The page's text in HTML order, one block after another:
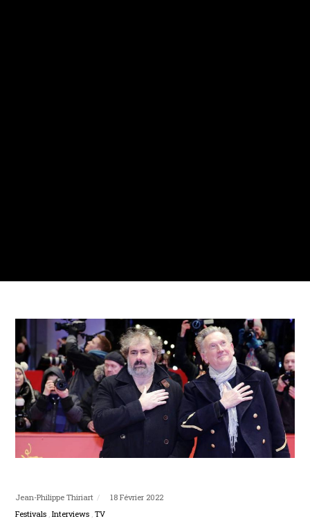
Jean-Philippe Thiriart
18 Février 2022
Festivals Interviews TV